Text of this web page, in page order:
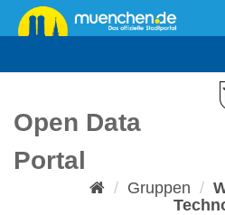
Überspringen
zum
Open Data
Portal
Gruppen